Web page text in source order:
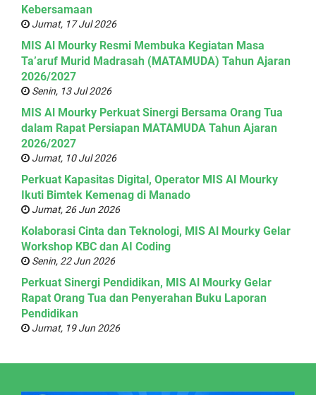
Kebersamaan
Jumat, 17 Jul 2026
MIS Al Mourky Resmi Membuka Kegiatan Masa
Ta’aruf Murid Madrasah (MATAMUDA) Tahun Ajaran
2026/2027
Senin, 13 Jul 2026
MIS Al Mourky Perkuat Sinergi Bersama Orang Tua
dalam Rapat Persiapan MATAMUDA Tahun Ajaran
2026/2027
Jumat, 10 Jul 2026
Perkuat Kapasitas Digital, Operator MIS Al Mourky
Ikuti Bimtek Kemenag di Manado
Jumat, 26 Jun 2026
Kolaborasi Cinta dan Teknologi, MIS Al Mourky Gelar
Workshop KBC dan AI Coding
Senin, 22 Jun 2026
Perkuat Sinergi Pendidikan, MIS Al Mourky Gelar
Rapat Orang Tua dan Penyerahan Buku Laporan
Pendidikan
Jumat, 19 Jun 2026